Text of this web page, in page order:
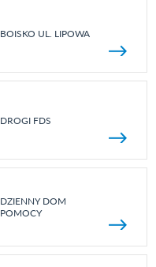
BOISKO UL. LIPOWA
DROGI FDS
DZIENNY DOM
POMOCY